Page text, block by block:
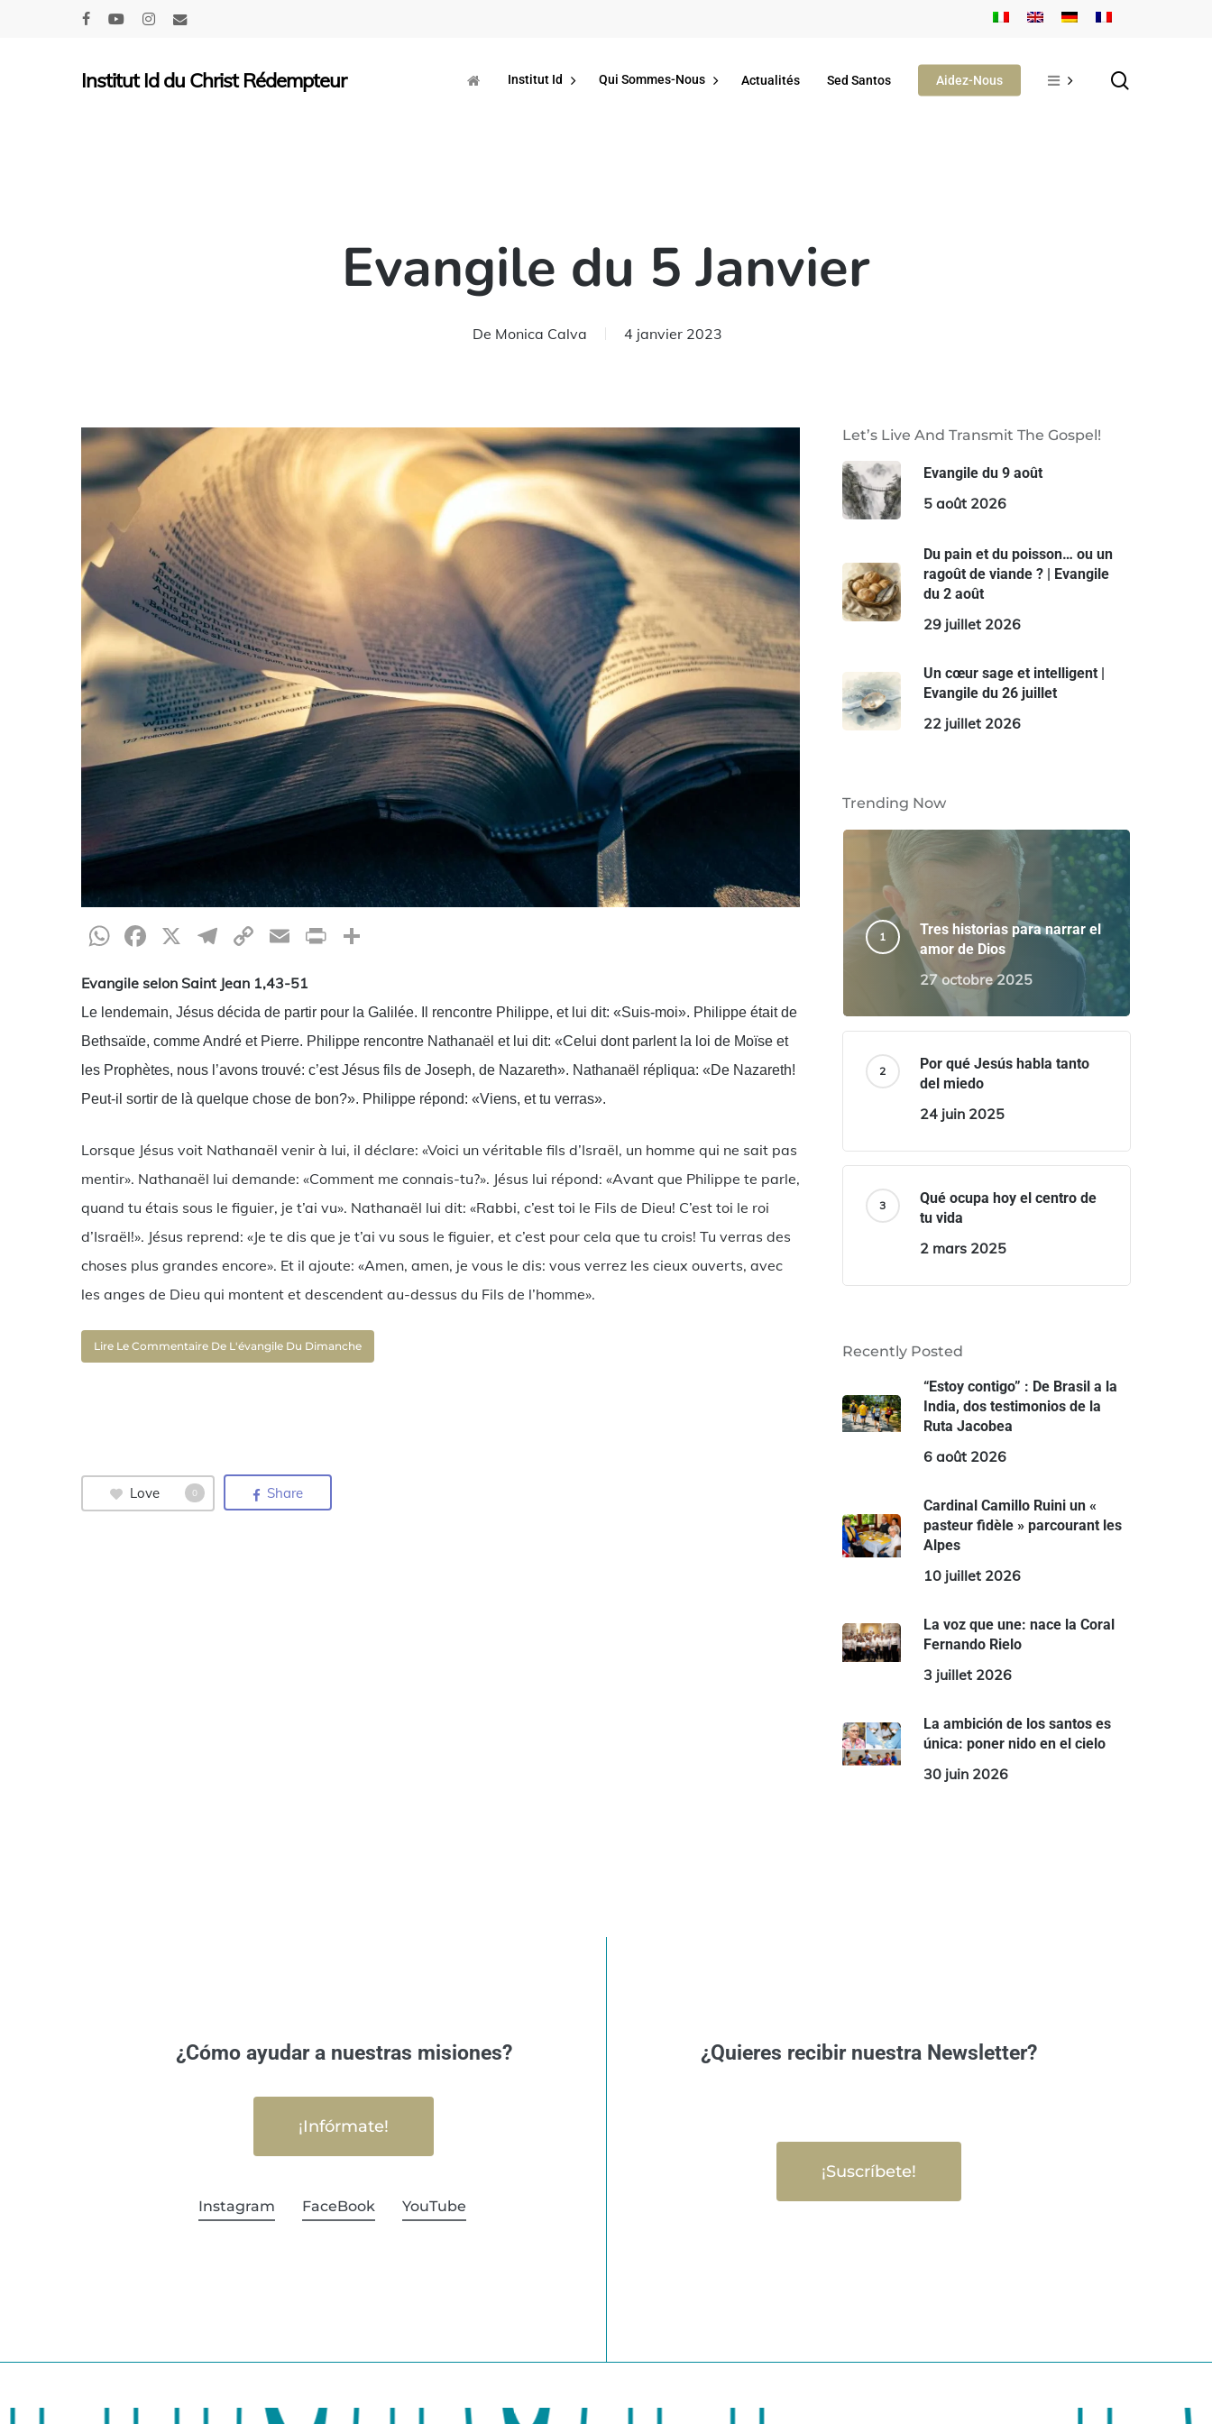
Hit enter to search or ESC to close
Institut Id du Christ Rédempteur Institut Id Qui Sommes-Nous Actualités Sed Santos Aidez-Nous
Evangile du 5 Janvier
De Monica Calva 4 janvier 2023
WhatsApp
Facebook
X Telegram
CopyEmailPrint
Evangile selon Saint Jean 1,43-51
Le lendemain, Jésus décida de partir pour la Galilée. Il rencontre Philippe, et lui dit: «Suis-moi». Philippe était de
Bethsaïde, comme André et Pierre. Philippe rencontre Nathanaël et lui dit: «Celui dont parlent la loi de Moïse et
les Prophètes, nous l’avons trouvé: c’est Jésus fils de Joseph, de Nazareth». Nathanaël répliqua: «De Nazareth!
Peut-il sortir de là quelque chose de bon?». Philippe répond: «Viens, et tu verras».
Lorsque Jésus voit Nathanaël venir à lui, il déclare: «Voici un véritable fils d’Israël, un homme qui ne sait pas
mentir». Nathanaël lui demande: «Comment me connais-tu?». Jésus lui répond: «Avant que Philippe te parle,
quand tu étais sous le figuier, je t’ai vu». Nathanaël lui dit: «Rabbi, c’est toi le Fils de Dieu! C’est toi le roi
d’Israël!». Jésus reprend: «Je te dis que je t’ai vu sous le figuier, et c’est pour cela que tu crois! Tu verras des
choses plus grandes encore». Et il ajoute: «Amen, amen, je vous le dis: vous verrez les cieux ouverts, avec
les anges de Dieu qui montent et descendent au-dessus du Fils de l’homme».
Lire Le Commentaire De L'évangile Du Dimanche
Love 0 Share
Let’s Live And Transmit The Gospel!
Evangile du 9 août
5 août 2026
Du pain et du poisson… ou un
ragoût de viande ? | Evangile
du 2 août
29 juillet 2026
Un cœur sage et intelligent |
Evangile du 26 juillet
22 juillet 2026
Trending Now
Tres historias para narrar el
amor de Dios
27 octobre 2025
Por qué Jesús habla tanto
del miedo
24 juin 2025
Qué ocupa hoy el centro de
tu vida
2 mars 2025
Recently Posted
“Estoy contigo” : De Brasil a la
India, dos testimonios de la
Ruta Jacobea
6 août 2026
Cardinal Camillo Ruini un «
pasteur fidèle » parcourant les
Alpes
10 juillet 2026
La voz que une: nace la Coral
Fernando Rielo
3 juillet 2026
La ambición de los santos es
única: poner nido en el cielo
30 juin 2026
¿Cómo ayudar a nuestras misiones?
¡Infórmate!
Instagram FaceBook YouTube
¿Quieres recibir nuestra Newsletter?
¡Suscríbete!